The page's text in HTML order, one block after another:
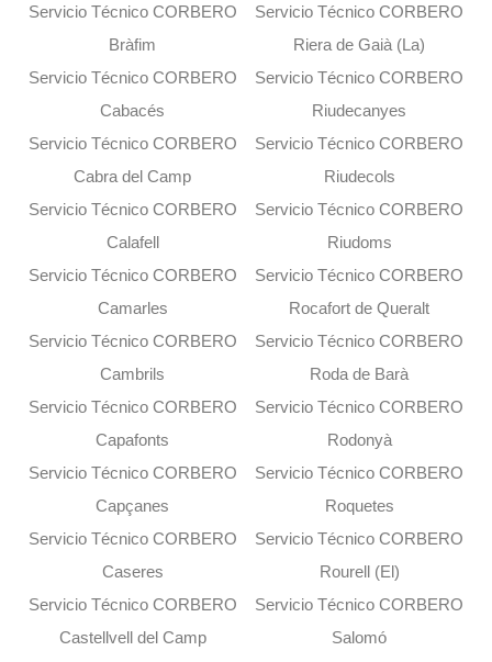
Servicio Técnico CORBERO
Bràfim
Servicio Técnico CORBERO
Cabacés
Servicio Técnico CORBERO
Cabra del Camp
Servicio Técnico CORBERO
Calafell
Servicio Técnico CORBERO
Camarles
Servicio Técnico CORBERO
Cambrils
Servicio Técnico CORBERO
Capafonts
Servicio Técnico CORBERO
Capçanes
Servicio Técnico CORBERO
Caseres
Servicio Técnico CORBERO
Castellvell del Camp
Servicio Técnico CORBERO
Riera de Gaià (La)
Servicio Técnico CORBERO
Riudecanyes
Servicio Técnico CORBERO
Riudecols
Servicio Técnico CORBERO
Riudoms
Servicio Técnico CORBERO
Rocafort de Queralt
Servicio Técnico CORBERO
Roda de Barà
Servicio Técnico CORBERO
Rodonyà
Servicio Técnico CORBERO
Roquetes
Servicio Técnico CORBERO
Rourell (El)
Servicio Técnico CORBERO
Salomó